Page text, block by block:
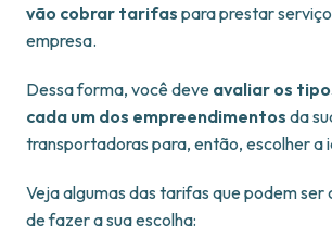
vão cobrar tarifas para prestar
empresa.
Dessa forma, você deve avaliar os
cada um dos empreendimentos da
transportadoras para, então, escolher a
Veja algumas das tarifas que podem ser
de fazer a sua escolha: